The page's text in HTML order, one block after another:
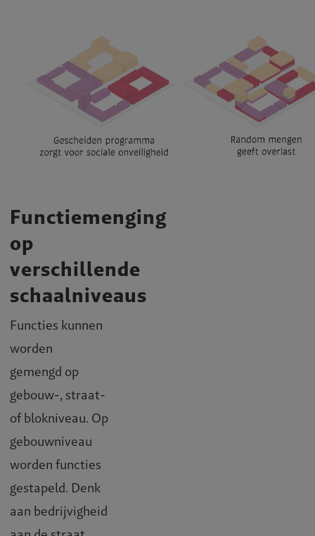
Functiemenging
op
verschillende
schaalniveaus
Functies kunnen
worden
gemengd op
gebouw-, straat-
of blokniveau. Op
gebouwniveau
worden functies
gestapeld. Denk
aan bedrijvigheid